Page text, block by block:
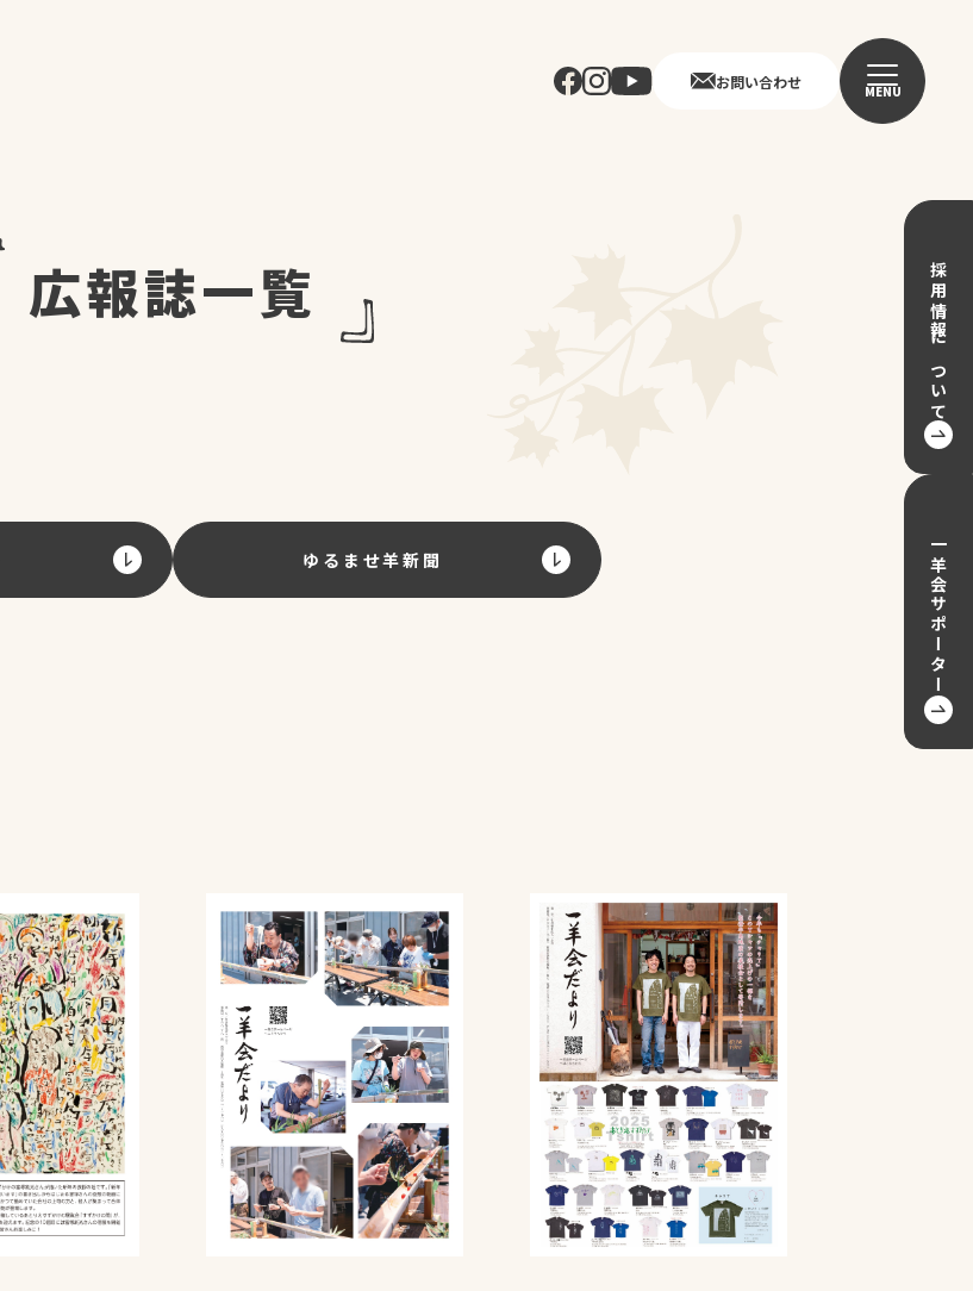
お問い合わせ MENU
採用情報について
一羊会サポーター
広報誌一覧
ゆるませ羊新聞